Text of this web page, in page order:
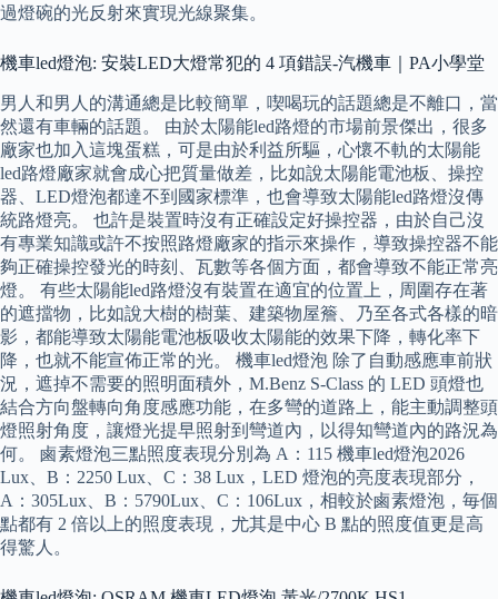
過燈碗的光反射來實現光線聚集。
機車led燈泡: 安裝LED大燈常犯的 4 項錯誤-汽機車｜PA小學堂
男人和男人的溝通總是比較簡單，喫喝玩的話題總是不離口，當
然還有車輛的話題。 由於太陽能led路燈的市場前景傑出，很多
廠家也加入這塊蛋糕，可是由於利益所驅，心懷不軌的太陽能
led路燈廠家就會成心把質量做差，比如說太陽能電池板、操控
器、LED燈泡都達不到國家標準，也會導致太陽能led路燈沒傳
統路燈亮。 也許是裝置時沒有正確設定好操控器，由於自己沒
有專業知識或許不按照路燈廠家的指示來操作，導致操控器不能
夠正確操控發光的時刻、瓦數等各個方面，都會導致不能正常亮
燈。 有些太陽能led路燈沒有裝置在適宜的位置上，周圍存在著
的遮擋物，比如說大樹的樹葉、建築物屋簷、乃至各式各樣的暗
影，都能導致太陽能電池板吸收太陽能的效果下降，轉化率下
降，也就不能宣佈正常的光。 機車led燈泡 除了自動感應車前狀
況，遮掉不需要的照明面積外，M.Benz S-Class 的 LED 頭燈也
結合方向盤轉向角度感應功能，在多彎的道路上，能主動調整頭
燈照射角度，讓燈光提早照射到彎道內，以得知彎道內的路況為
何。 鹵素燈泡三點照度表現分別為 A：115 機車led燈泡2026
Lux、B：2250 Lux、C：38 Lux，LED 燈泡的亮度表現部分，
A：305Lux、B：5790Lux、C：106Lux，相較於鹵素燈泡，毎個
點都有 2 倍以上的照度表現，尤其是中心 B 點的照度值更是高
得驚人。